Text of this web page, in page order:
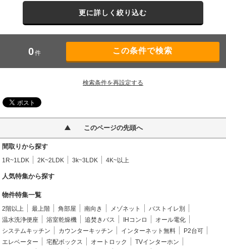
更に詳しく絞り込む
0件
検索条件を再設定する
このページの先頭へ
間取りから探す
1R~1LDK 2K~2LDK 3k~3LDK 4K~以上
人気特集から探す
物件特集一覧
2階以上 最上階 角部屋 南向き メゾネット
バストイレ別
温水洗浄便座
浴室乾燥機 追焚きバス IHコンロ
オール電化
システムキッチン
カウンターキッチン インターネット無料
P2台可
エレベーター
宅配ボックス オートロック
TVインターホン